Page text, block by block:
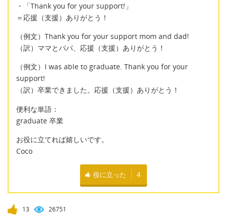
・「Thank you for your support!」
＝応援（支援）ありがとう！
（例文）Thank you for your support mom and dad!
（訳）ママとパパ、応援（支援）ありがとう！
（例文）I was able to graduate. Thank you for your
support!
（訳）卒業できました。応援（支援）ありがとう！
便利な単語：
graduate 卒業
お役に立てれば嬉しいです。
Coco
役に立った 4
13 26751